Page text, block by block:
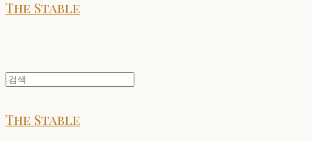
The Stable
The Stable